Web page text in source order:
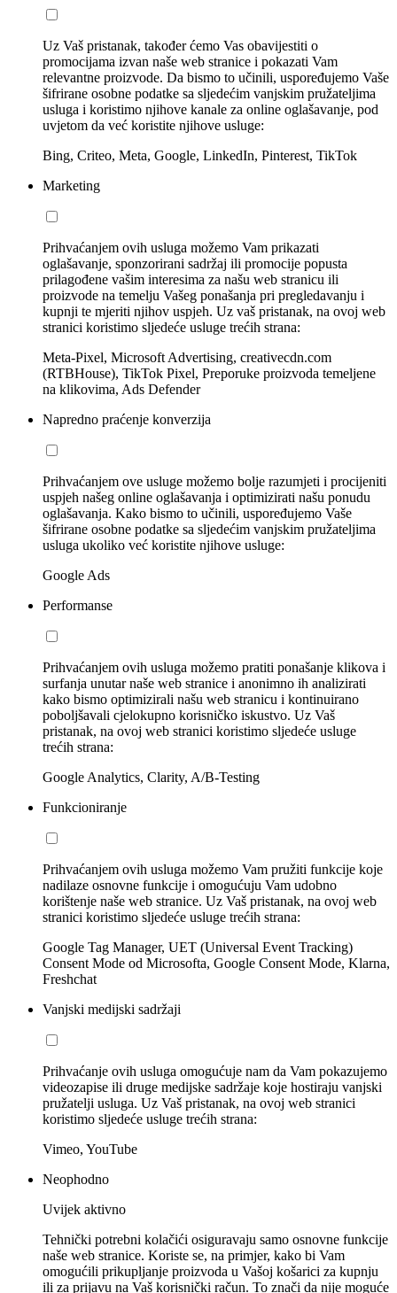
Uz Vaš pristanak, također ćemo Vas obavijestiti o
promocijama izvan naše web stranice i pokazati Vam
relevantne proizvode. Da bismo to učinili, uspoređujemo Vaše
šifrirane osobne podatke sa sljedećim vanjskim pružateljima
usluga i koristimo njihove kanale za online oglašavanje, pod
uvjetom da već koristite njihove usluge:
Bing, Criteo, Meta, Google, LinkedIn, Pinterest, TikTok
Marketing
Prihvaćanjem ovih usluga možemo Vam prikazati
oglašavanje, sponzorirani sadržaj ili promocije popusta
prilagođene vašim interesima za našu web stranicu ili
proizvode na temelju Vašeg ponašanja pri pregledavanju i
kupnji te mjeriti njihov uspjeh. Uz vaš pristanak, na ovoj web
stranici koristimo sljedeće usluge trećih strana:
Meta-Pixel, Microsoft Advertising, creativecdn.com
(RTBHouse), TikTok Pixel, Preporuke proizvoda temeljene
na klikovima, Ads Defender
Napredno praćenje konverzija
Prihvaćanjem ove usluge možemo bolje razumjeti i procijeniti
uspjeh našeg online oglašavanja i optimizirati našu ponudu
oglašavanja. Kako bismo to učinili, uspoređujemo Vaše
šifrirane osobne podatke sa sljedećim vanjskim pružateljima
usluga ukoliko već koristite njihove usluge:
Google Ads
Performanse
Prihvaćanjem ovih usluga možemo pratiti ponašanje klikova i
surfanja unutar naše web stranice i anonimno ih analizirati
kako bismo optimizirali našu web stranicu i kontinuirano
poboljšavali cjelokupno korisničko iskustvo. Uz Vaš
pristanak, na ovoj web stranici koristimo sljedeće usluge
trećih strana:
Google Analytics, Clarity, A/B-Testing
Funkcioniranje
Prihvaćanjem ovih usluga možemo Vam pružiti funkcije koje
nadilaze osnovne funkcije i omogućuju Vam udobno
korištenje naše web stranice. Uz Vaš pristanak, na ovoj web
stranici koristimo sljedeće usluge trećih strana:
Google Tag Manager, UET (Universal Event Tracking)
Consent Mode od Microsofta, Google Consent Mode, Klarna,
Freshchat
Vanjski medijski sadržaji
Prihvaćanje ovih usluga omogućuje nam da Vam pokazujemo
videozapise ili druge medijske sadržaje koje hostiraju vanjski
pružatelji usluga. Uz Vaš pristanak, na ovoj web stranici
koristimo sljedeće usluge trećih strana:
Vimeo, YouTube
Neophodno
Uvijek aktivno
Tehnički potrebni kolačići osiguravaju samo osnovne funkcije
naše web stranice. Koriste se, na primjer, kako bi Vam
omogućili prikupljanje proizvoda u Vašoj košarici za kupnju
ili za prijavu na Vaš korisnički račun. To znači da nije moguće